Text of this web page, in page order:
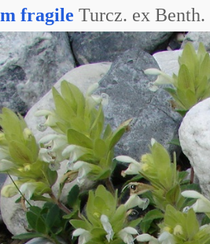
fragile Turcz. ex Benth.